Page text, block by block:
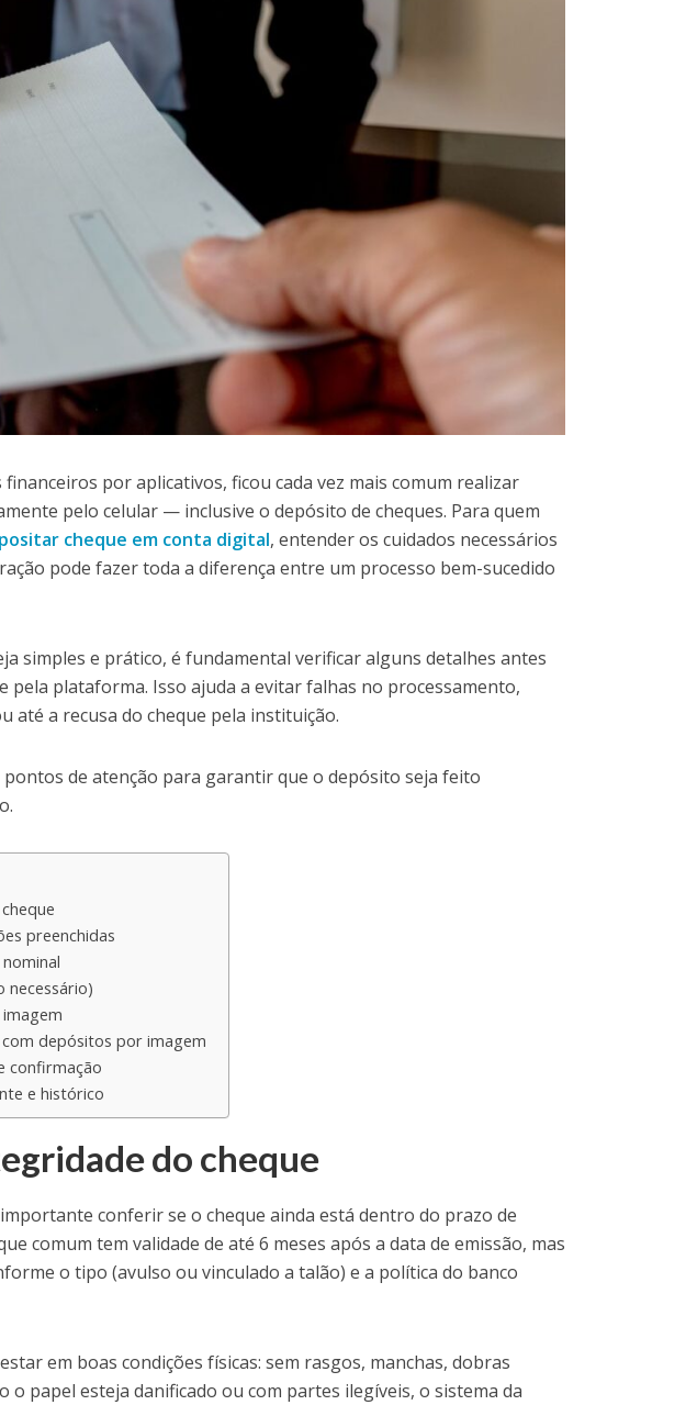
financeiros por aplicativos, ficou cada vez mais comum realizar
pelo celular — inclusive o depósito de cheques. Para quem
cheque em conta digital, entender os cuidados necessários
pode fazer toda a diferença entre um processo bem-sucedido
simples e prático, é fundamental verificar alguns detalhes antes
pela plataforma. Isso ajuda a evitar falhas no processamento,
até a recusa do cheque pela instituição.
de atenção para garantir que o depósito seja feito
preenchidas
necessário)
depósitos por imagem
confirmação
e histórico
do cheque
conferir se o cheque ainda está dentro do prazo de
comum tem validade de até 6 meses após a data de emissão, mas
o tipo (avulso ou vinculado a talão) e a política do banco
em boas condições físicas: sem rasgos, manchas, dobras
o papel esteja danificado ou com partes ilegíveis, o sistema da